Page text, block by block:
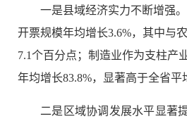
一是县域经济实力不断增强
开票规模年均增长3.6%，其中与
7.1个百分点；制造业作为支柱产
年均增长83.8%，显著高于全省平
二是区域协调发展水平显著